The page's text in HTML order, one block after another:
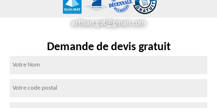
artisan.got@gmail.com
Demande de devis gratuit